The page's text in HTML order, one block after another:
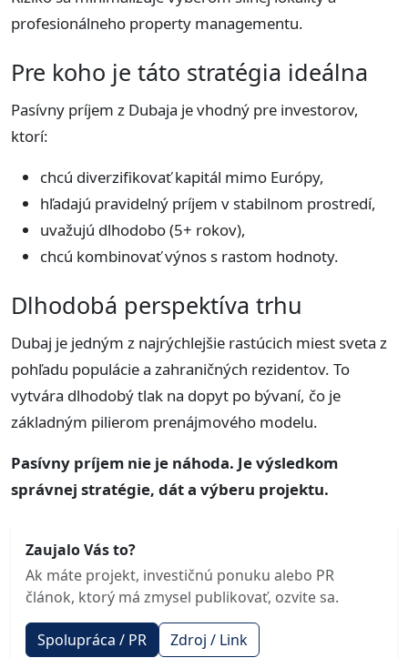
profesionálneho property managementu.
Pre koho je táto stratégia ideálna
Pasívny príjem z Dubaja je vhodný pre investorov,
ktorí:
chcú diverzifikovať kapitál mimo Európy,
hľadajú pravidelný príjem v stabilnom prostredí,
uvažujú dlhodobo (5+ rokov),
chcú kombinovať výnos s rastom hodnoty.
Dlhodobá perspektíva trhu
Dubaj je jedným z najrýchlejšie rastúcich miest sveta z
pohľadu populácie a zahraničných rezidentov. To
vytvára dlhodobý tlak na dopyt po bývaní, čo je
základným pilierom prenájmového modelu.
Pasívny príjem nie je náhoda. Je výsledkom
správnej stratégie, dát a výberu projektu.
Zaujalo Vás to?
Ak máte projekt, investičnú ponuku alebo PR
článok, ktorý má zmysel publikovať, ozvite sa.
Spolupráca / PR Zdroj / Link